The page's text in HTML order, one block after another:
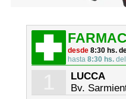
desde8:30 hs.
hasta8:30 hs.
LUCCA
Bv.